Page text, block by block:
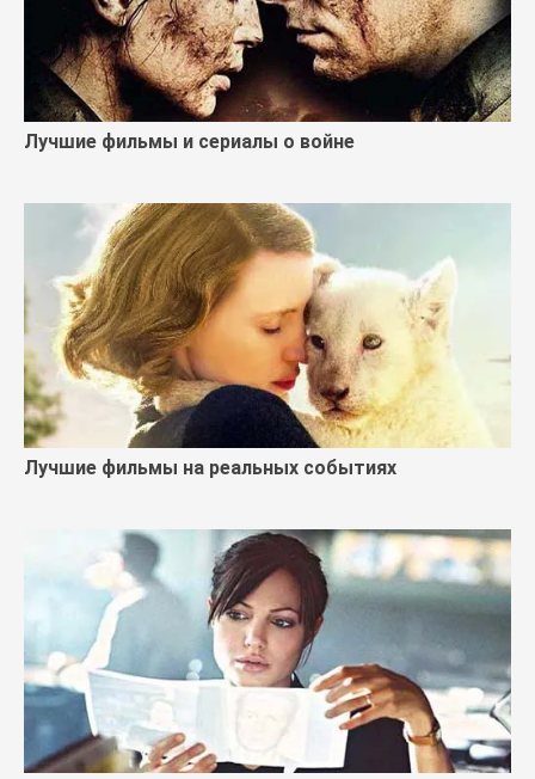
Лучшие фильмы и сериалы о войне
Лучшие фильмы на реальных событиях